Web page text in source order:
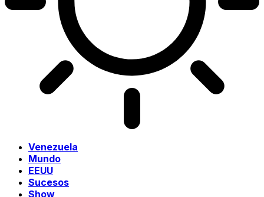
Venezuela
Mundo
EEUU
Sucesos
Show